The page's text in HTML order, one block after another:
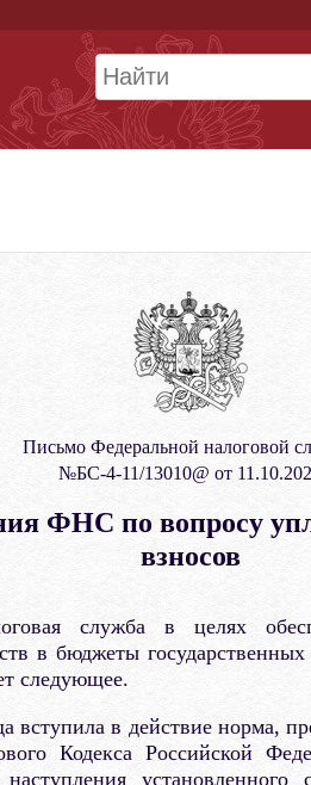
Письмо Федеральной налоговой
№БС-4-11/13010@ от
ФНС по вопросу
взносов
служба в целях
в бюджеты
следующее.
вступила в действие норма,
Кодекса Российской
установленного